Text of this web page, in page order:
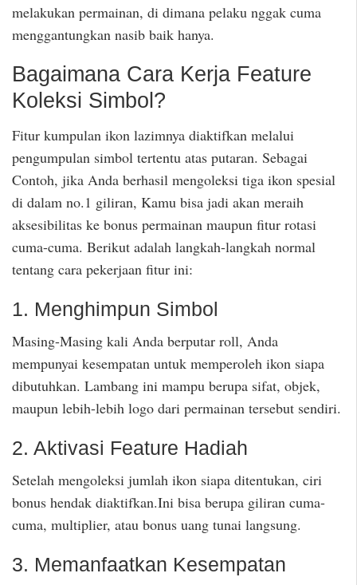
melakukan permainan, di dimana pelaku nggak cuma
menggantungkan nasib baik hanya.
Bagaimana Cara Kerja Feature
Koleksi Simbol?
Fitur kumpulan ikon lazimnya diaktifkan melalui
pengumpulan simbol tertentu atas putaran. Sebagai
Contoh, jika Anda berhasil mengoleksi tiga ikon spesial
di dalam no.1 giliran, Kamu bisa jadi akan meraih
aksesibilitas ke bonus permainan maupun fitur rotasi
cuma-cuma. Berikut adalah langkah-langkah normal
tentang cara pekerjaan fitur ini:
1. Menghimpun Simbol
Masing-Masing kali Anda berputar roll, Anda
mempunyai kesempatan untuk memperoleh ikon siapa
dibutuhkan. Lambang ini mampu berupa sifat, objek,
maupun lebih-lebih logo dari permainan tersebut sendiri.
2. Aktivasi Feature Hadiah
Setelah mengoleksi jumlah ikon siapa ditentukan, ciri
bonus hendak diaktifkan.Ini bisa berupa giliran cuma-
cuma, multiplier, atau bonus uang tunai langsung.
3. Memanfaatkan Kesempatan